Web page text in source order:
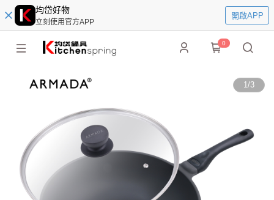
均岱好物
立刻使用官方APP
開啟APP
0
1/3